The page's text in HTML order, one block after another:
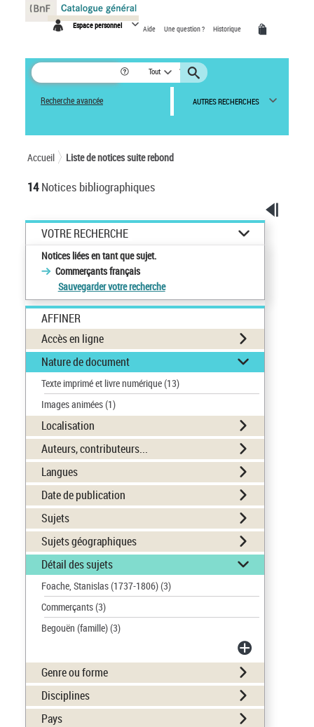
Espace personnel Aide Une question ? Historique
Tout
Recherche avancée AUTRES RECHERCHES
Accueil Liste de notices suite rebond
14Notices bibliographiques
VOTRE RECHERCHE
Notices liées en tant que sujet.
Commerçants français
Sauvegarder votre recherche
AFFINER
Accès en ligne
Nature de document
Texte imprimé et livre numérique(13)
Images animées(1)
Localisation
Auteurs, contributeurs...
Langues
Date de publication
Sujets
Sujets géographiques
Détail des sujets
Foache, Stanislas (1737-1806)(3)
Commerçants(3)
Begouën (famille)(3)
Genre ou forme
Disciplines
Pays
Panneau de gestion des cookies